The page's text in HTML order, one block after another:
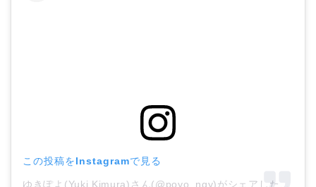
この投稿をInstagramで見る